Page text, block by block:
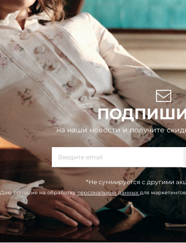
на наши новости и получите
*Не суммируется с другими
Даю согласие на обработкуперсональных данных для